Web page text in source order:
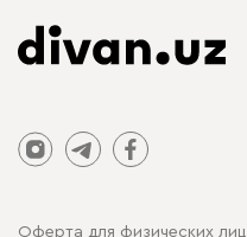
Оферта для физических лиц